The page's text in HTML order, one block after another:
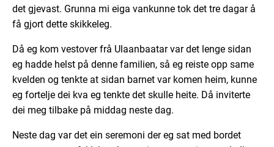
det gjevast. Grunna mi eiga vankunne tok det tre dagar å
få gjort dette skikkeleg.
Då eg kom vestover frå Ulaanbaatar var det lenge sidan
eg hadde helst på denne familien, så eg reiste opp same
kvelden og tenkte at sidan barnet var komen heim, kunne
eg fortelje dei kva eg tenkte det skulle heite. Då inviterte
dei meg tilbake på middag neste dag.
Neste dag var det ein seremoni der eg sat med bordet